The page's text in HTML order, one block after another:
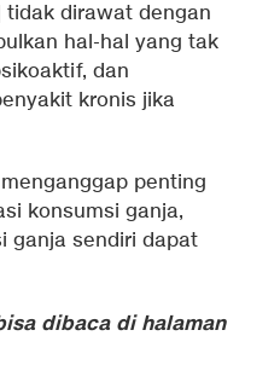
tidak dirawat dengan
hal-hal yang tak
dan
kronis jika
penting
konsumsi ganja,
ganja sendiri dapat
dibaca di halaman